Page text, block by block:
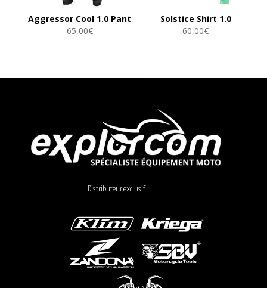
Aggressor Cool 1.0 Pant
65,00€
Solstice Shirt 1.0
60,00€
Distributeur exclusif :